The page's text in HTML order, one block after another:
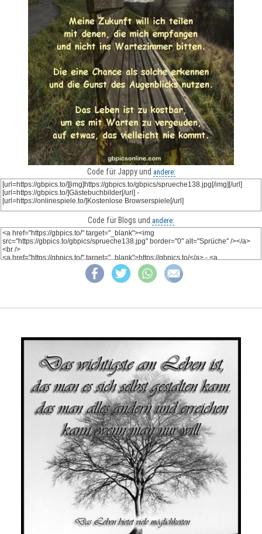
Code für Jappy und andere:
Code für Blogs und andere: